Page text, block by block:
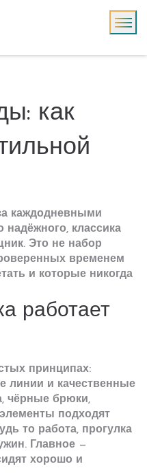
как
каждодневными
надёжного, классика
Это не набор
временем
и которые никогда
работает
принципах:
линии и качественные
чёрные брюки,
подходят
то работа, прогулка
Главное —
хорошо и